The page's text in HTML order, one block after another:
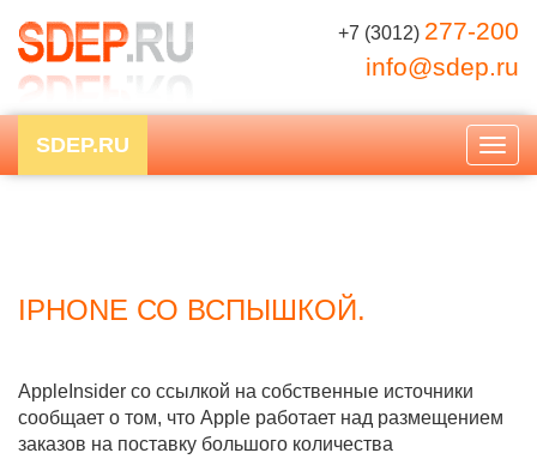
+7 (3012) 277-200
info@sdep.ru
SDEP.RU
IPHONE СО ВСПЫШКОЙ.
AppleInsider со ссылкой на собственные источники
сообщает о том, что Apple работает над размещением
заказов на поставку большого количества